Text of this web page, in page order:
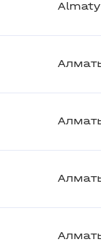
Almaty